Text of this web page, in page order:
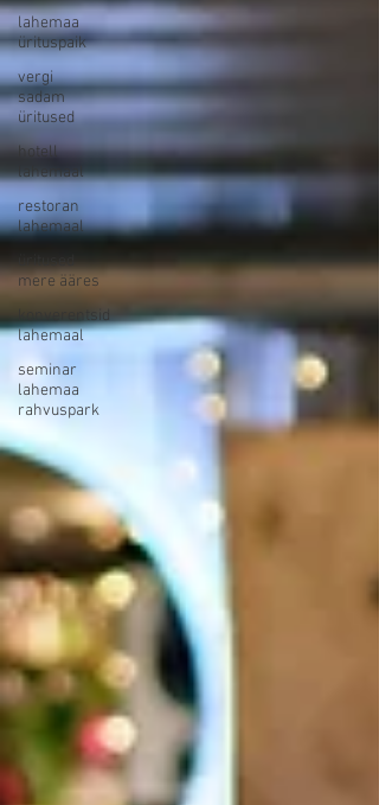
lahemaa
ürituspaik
vergi
sadam
üritused
hotell
lahemaal
restoran
lahemaal
üritused
mere ääres
konverentsid
lahemaal
seminar
lahemaa
rahvuspark